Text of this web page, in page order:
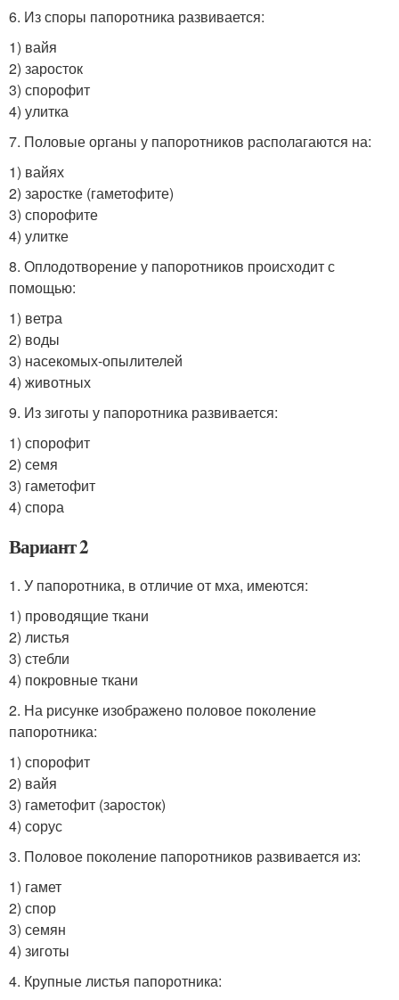
6. Из споры папоротника развивается:
1) вайя
2) заросток
3) спорофит
4) улитка
7. Половые органы у папоротников располагаются на:
1) вайях
2) заростке (гаметофите)
3) спорофите
4) улитке
8. Оплодотворение у папоротников происходит с
помощью:
1) ветра
2) воды
3) насекомых-опылителей
4) животных
9. Из зиготы у папоротника развивается:
1) спорофит
2) семя
3) гаметофит
4) спора
Вариант 2
1. У папоротника, в отличие от мха, имеются:
1) проводящие ткани
2) листья
3) стебли
4) покровные ткани
2. На рисунке изображено половое поколение
папоротника:
1) спорофит
2) вайя
3) гаметофит (заросток)
4) сорус
3. Половое поколение папоротников развивается из:
1) гамет
2) спор
3) семян
4) зиготы
4. Крупные листья папоротника: